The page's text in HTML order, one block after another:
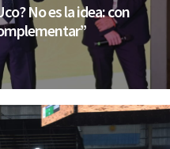
No es la idea: con